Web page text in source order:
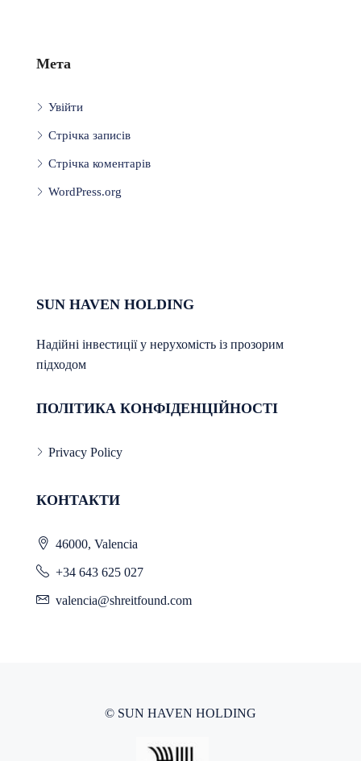
Мета
Увійти
Стрічка записів
Стрічка коментарів
WordPress.org
SUN HAVEN HOLDING
Надійні інвестиції у нерухомість із прозорим
підходом
ПОЛІТИКА КОНФІДЕНЦІЙНОСТІ
Privacy Policy
КОНТАКТИ
46000, Valencia
+34 643 625 027
valencia@shreitfound.com
© SUN HAVEN HOLDING